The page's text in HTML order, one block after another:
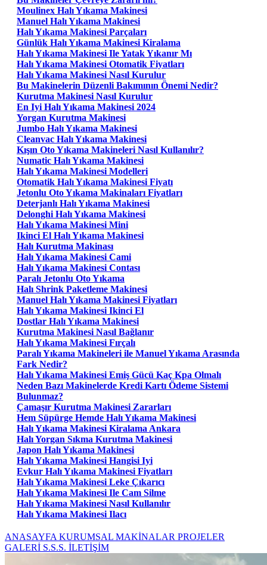
Moulinex Halı Yıkama Makinesi
Manuel Halı Yıkama Makinesi
Halı Yıkama Makinesi Parçaları
Günlük Halı Yıkama Makinesi Kiralama
Halı Yıkama Makinesi Ile Yatak Yıkanır Mı
Halı Yıkama Makinesi Otomatik Fiyatları
Halı Yıkama Makinesi Nasıl Kurulur
Bu Makinelerin Düzenli Bakımının Önemi Nedir?
Kurutma Makinesi Nasıl Kurulur
En Iyi Halı Yıkama Makinesi 2024
Yorgan Kurutma Makinesi
Jumbo Halı Yıkama Makinesi
Cleanvac Halı Yıkama Makinesi
Kışın Oto Yıkama Makineleri Nasıl Kullanılır?
Numatic Halı Yıkama Makinesi
Halı Yıkama Makinesi Modelleri
Otomatik Halı Yıkama Makinesi Fiyatı
Jetonlu Oto Yıkama Makinaları Fiyatları
Deterjanlı Halı Yıkama Makinesi
Delonghi Halı Yıkama Makinesi
Halı Yıkama Makinesi Mini
Ikinci El Halı Yıkama Makinesi
Halı Kurutma Makinası
Halı Yıkama Makinesi Cami
Halı Yıkama Makinesi Contası
Paralı Jetonlu Oto Yıkama
Halı Shrink Paketleme Makinesi
Manuel Halı Yıkama Makinesi Fiyatları
Halı Yıkama Makinesi Ikinci El
Dostlar Halı Yıkama Makinesi
Kurutma Makinesi Nasıl Bağlanır
Halı Yıkama Makinesi Fırçalı
Paralı Yıkama Makineleri ile Manuel Yıkama Arasında
Fark Nedir?
Halı Yıkama Makinesi Emiş Gücü Kaç Kpa Olmalı
Neden Bazı Makinelerde Kredi Kartı Ödeme Sistemi
Bulunmaz?
Çamaşır Kurutma Makinesi Zararları
Hem Süpürge Hemde Halı Yıkama Makinesi
Halı Yıkama Makinesi Kiralama Ankara
Halı Yorgan Sıkma Kurutma Makinesi
Japon Halı Yıkama Makinesi
Halı Yıkama Makinesi Hangisi Iyi
Evkur Halı Yıkama Makinesi Fiyatları
Halı Yıkama Makinesi Leke Çıkarıcı
Halı Yıkama Makinesi Ile Cam Silme
Halı Yıkama Makinesi Nasıl Kullanılır
Halı Yıkama Makinesi Ilacı
ANASAYFA KURUMSAL MAKİNALAR PROJELER
GALERİ S.S.S. İLETİŞİM